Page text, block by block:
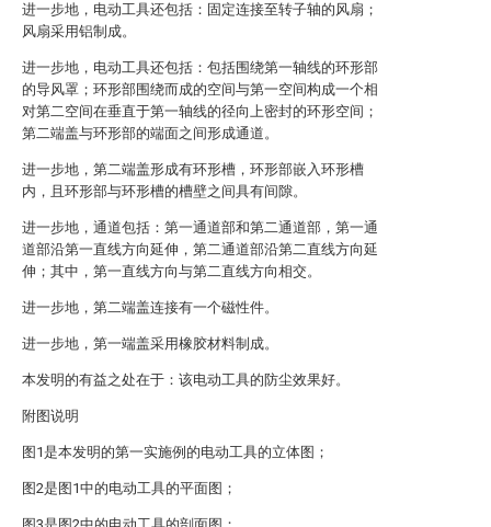
进一步地，电动工具还包括：固定连接至转子轴的风扇；
风扇采用铝制成。
进一步地，电动工具还包括：包括围绕第一轴线的环形部
的导风罩；环形部围绕而成的空间与第一空间构成一个相
对第二空间在垂直于第一轴线的径向上密封的环形空间；
第二端盖与环形部的端面之间形成通道。
进一步地，第二端盖形成有环形槽，环形部嵌入环形槽
内，且环形部与环形槽的槽壁之间具有间隙。
进一步地，通道包括：第一通道部和第二通道部，第一通
道部沿第一直线方向延伸，第二通道部沿第二直线方向延
伸；其中，第一直线方向与第二直线方向相交。
进一步地，第二端盖连接有一个磁性件。
进一步地，第一端盖采用橡胶材料制成。
本发明的有益之处在于：该电动工具的防尘效果好。
附图说明
图1是本发明的第一实施例的电动工具的立体图；
图2是图1中的电动工具的平面图；